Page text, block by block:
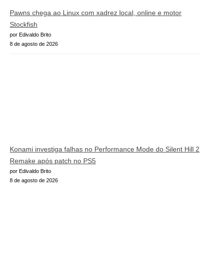
Pawns chega ao Linux com xadrez local, online e motor
Stockfish
por Edivaldo Brito
8 de agosto de 2026
Konami investiga falhas no Performance Mode do Silent Hill 2
Remake após patch no PS5
por Edivaldo Brito
8 de agosto de 2026